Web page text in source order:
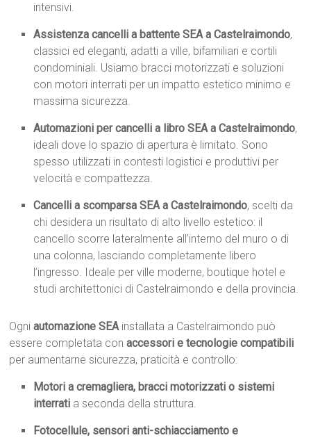
intensivi.
Assistenza cancelli a battente SEA a Castelraimondo,
classici ed eleganti, adatti a ville, bifamiliari e cortili
condominiali. Usiamo bracci motorizzati e soluzioni
con motori interrati per un impatto estetico minimo e
massima sicurezza.
Automazioni per cancelli a libro SEA a Castelraimondo,
ideali dove lo spazio di apertura è limitato. Sono
spesso utilizzati in contesti logistici e produttivi per
velocità e compattezza.
Cancelli a scomparsa SEA a Castelraimondo, scelti da
chi desidera un risultato di alto livello estetico: il
cancello scorre lateralmente all’interno del muro o di
una colonna, lasciando completamente libero
l’ingresso. Ideale per ville moderne, boutique hotel e
studi architettonici di Castelraimondo e della provincia.
Ogniautomazione SEAinstallata a Castelraimondo può
essere completata conaccessori e tecnologie compatibili
per aumentarne sicurezza, praticità e controllo:
Motori a cremagliera, bracci motorizzati o sistemi
interrati a seconda della struttura.
Fotocellule, sensori anti-schiacciamento e